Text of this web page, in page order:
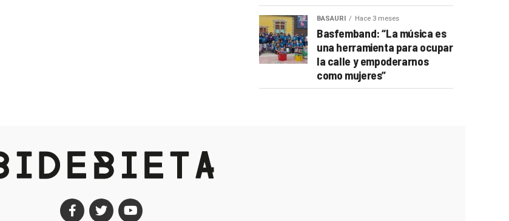
BASAURI Hace 3 meses
Basfemband: “La música es
una herramienta para ocupar
la calle y empoderarnos
como mujeres”